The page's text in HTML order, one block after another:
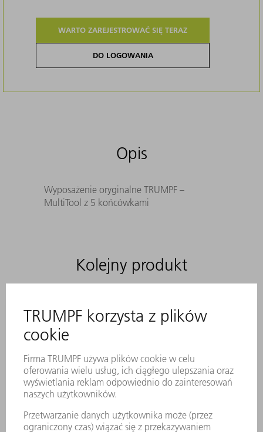
WARTO ZAREJESTROWAĆ SIĘ TERAZ
DO LOGOWANIA
Opis
Wyposażenie oryginalne TRUMPF –
MultiTool z 5 końcówkami
Kolejny produkt
AKCESORIA